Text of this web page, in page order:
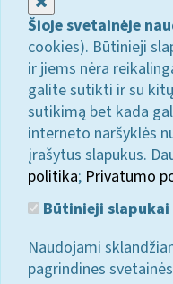
Šioje svetainėje
cookies). Būtinieji
ir jiems nėra
galite sutikti ir su
sutikimą bet kada
interneto naršyklės
įrašytus slapukus.
politika; Privatumo
Būtinieji slapukai
Naudojami
pagrindines